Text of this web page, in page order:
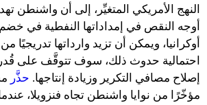
النهج الأمريكي المتغيِّر، إلى أن واشنطن
أوجه النقص في إمداداتها النفطية في
أوكرانيا، ويمكن أن تزيد وارداتها تدريجيًا من
احتمالية حدوث ذلك، سوف تتوقَّف على
إصلاح مصافي التكرير وزيادة إنتاجها. حذَّر
مؤخّرًا من نوايا واشنطن تجاه فنزويلا،